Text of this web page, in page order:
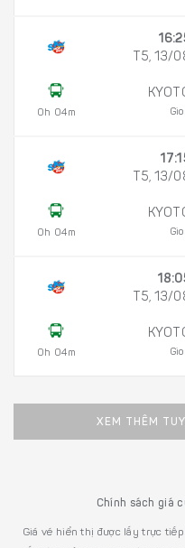
0h 04m
T5, 13/
0h 04m
T5, 13/
0h 04m
T5, 13/
XEM THÊM
Chính sách giá
Giá vé hiển thị được lấy trực